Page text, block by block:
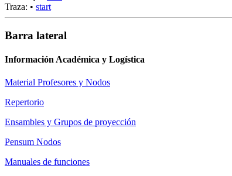
Traza: • start
Barra lateral
Información Académica y Logística
Material Profesores y Nodos
Repertorio
Ensambles y Grupos de proyección
Pensum Nodos
Manuales de funciones